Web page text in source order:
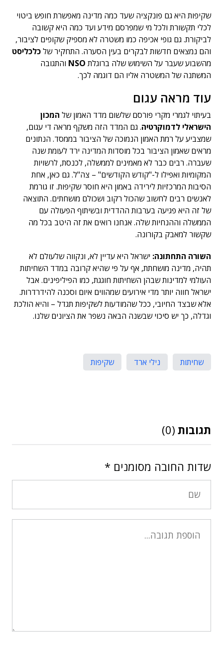
שקיפות היא גם פונקציה שעד כמה מדינה מאפשרת חופש ביטוי
לכלי תקשורת ולכל מי שמפרסם מידע ועד כמה היא קשובה
לביקורת. גם גופי אכיפה כמו משטרה לא מספיק שקופים לציבור,
והם נמצאים חדשות לבקרים בעין הסערה. התחקיר שלכלכליסט
מהשבוע שעבר על השימוש שלה ברוגלת NSO והתגובה
המשתנה של המשטרה אליו הם דוגמה לכך.
עוד מראה עגום
בעיתוי לגמרי מקרי פורסם שלשום מדד האמון של המכון
הישראלי לדמוקרטיה. גם המדד הזה משקף מראה די עגום,
שמצביע על רמת האמון הנמוכה של הציבור בממסד. הנתונים
מראים שאמון הציבור בכל מוסדות המדינה ירד לעומת שנה
שעברה. רבים כבר לא מאמינים לממשלה, לכנסת, לרשויות
המקומיות ואפילו ל-"קודש הקודשים" – צה"ל. גם כאן, אחת
הסיבות המרכזיות לירידה באמון היא חוסר שקיפות. זו גורמת
לאנשים רבים לחשוב שהכול רקוב ושכולם מושחתים. התוצאה
של זה היא פגיעה בערבות ההדדית ובשיתוף הפעולה עם
הממשלה וההנחיות שלה. אנחנו רואים את זה היטב בכל מה
שקשור למאבק בקורונה.
השורה התחתונה: ישראל היא עדיין לא, ונקווה שלעולם לא
תהיה, מדינה מושחתת, אף על פי שהיא קרובה במדד השחיתות
העולמי למדינות שבהן השחיתות חוגגת, כמו הפיליפינים. אבל
ישראל חווה יותר מדי אירועים שמהווים איום וסכנה להידרדרות.
אלא שבצד החיובי, ככל שהמודעות לשקיפות תגדל – והיא הולכת
וגדלה, כך יש סיכוי שבשנה הבאה נשפר את הציונים שלנו.
שחיתות נילי ארד שקיפות
תגובות (0)
שדות החובה מסומנים *